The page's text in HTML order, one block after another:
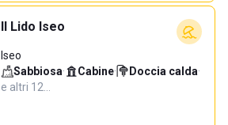
Il Lido Iseo
Iseo
Sabbiosa· Cabine· Doccia calda·
e altri 12…